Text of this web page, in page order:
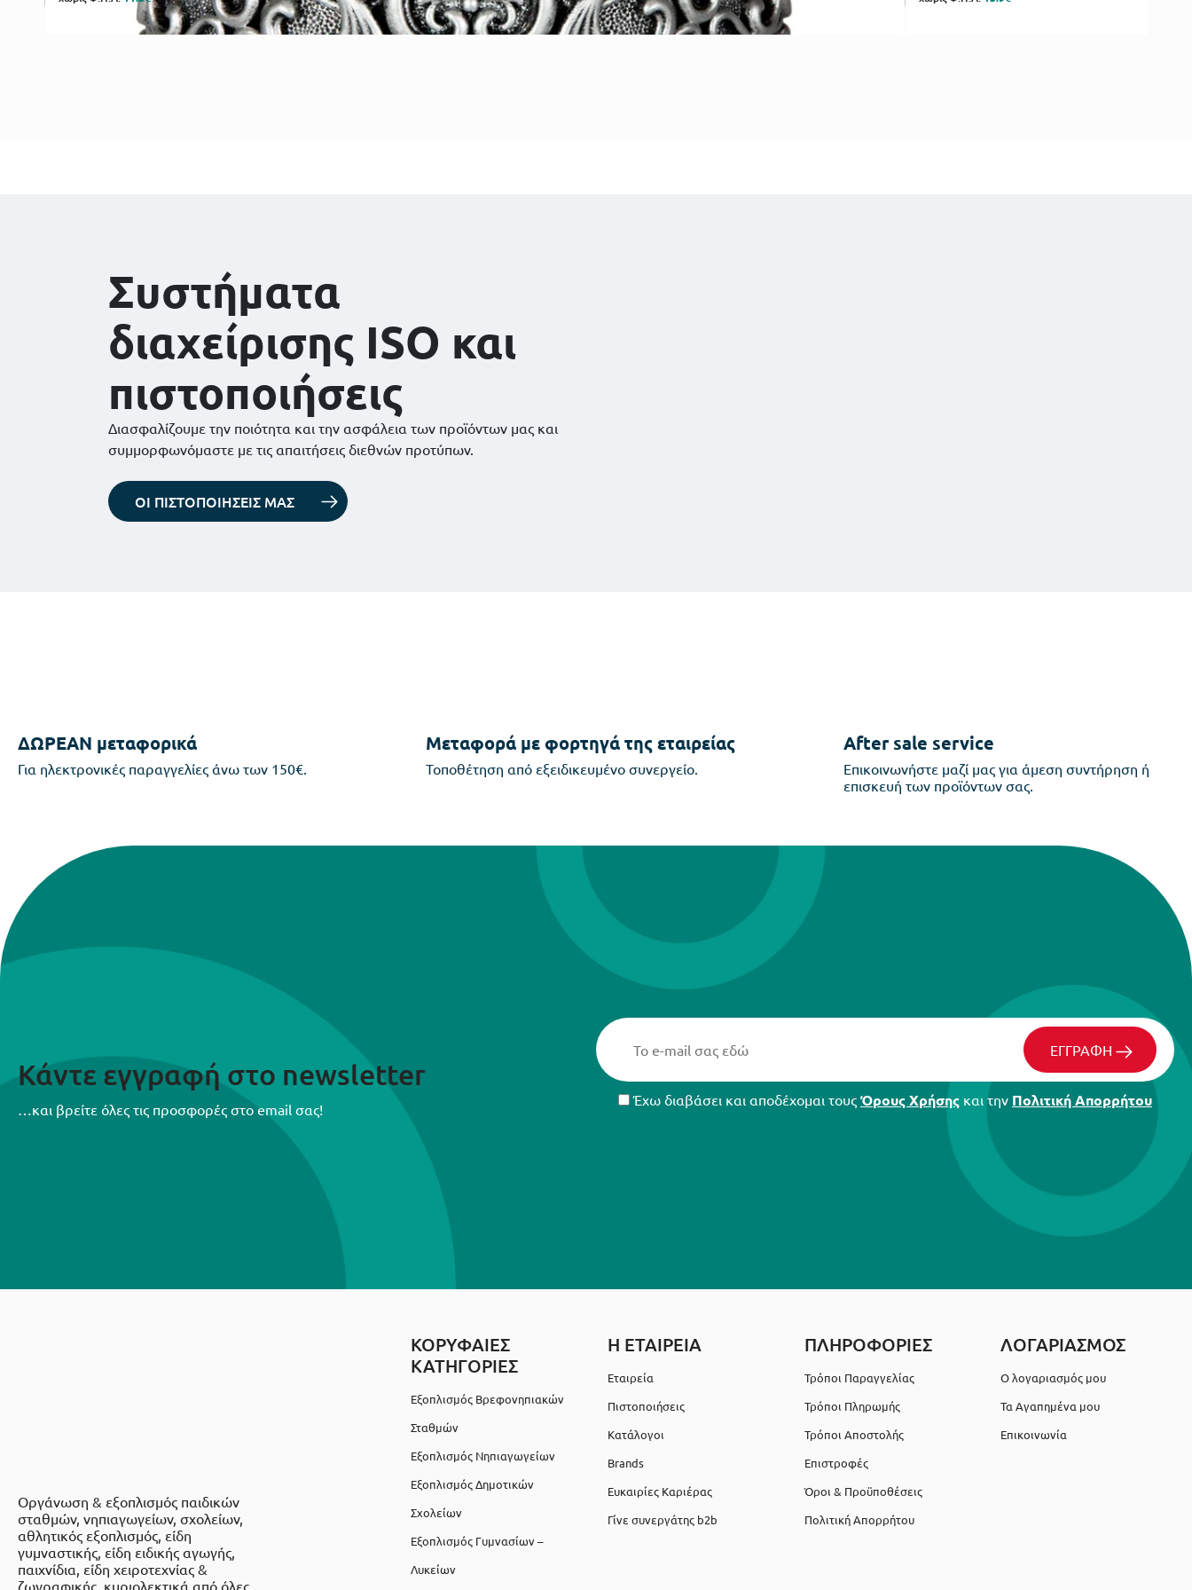
Συστήματα
διαχείρισης ISO και
πιστοποιήσεις
Διασφαλίζουμε την ποιότητα και την ασφάλεια των προϊόντων μας και
συμμορφωνόμαστε με τις απαιτήσεις διεθνών προτύπων.
ΟΙ ΠΙΣΤΟΠΟΙΗΣΕΙΣ ΜΑΣ
ΔΩΡΕΑΝ μεταφορικά
Για ηλεκτρονικές παραγγελίες άνω των 150€.
Μεταφορά με φορτηγά της εταιρείας
Τοποθέτηση από εξειδικευμένο συνεργείο.
After sale service
Επικοινωνήστε μαζί μας για άμεση συντήρηση ή
επισκευή των προϊόντων σας.
Κάντε εγγραφή στο newsletter
…και βρείτε όλες τις προσφορές στο email σας!
ΕΓΓΡΑΦΗ
Έχω διαβάσει και αποδέχομαι τους Όρους Χρήσης και την Πολιτική Απορρήτου
Οργάνωση & εξοπλισμός παιδικών
σταθμών, νηπιαγωγείων, σχολείων,
αθλητικός εξοπλισμός, είδη
γυμναστικής, είδη ειδικής αγωγής,
παιχνίδια, είδη χειροτεχνίας &
ζωγραφικής, κυριολεκτικά από όλες
ΚΟΡΥΦΑΙΕΣ
ΚΑΤΗΓΟΡΙΕΣ
Εξοπλισμός Βρεφονηπιακών
Σταθμών
Εξοπλισμός Νηπιαγωγείων
Εξοπλισμός Δημοτικών
Σχολείων
Εξοπλισμός Γυμνασίων –
Λυκείων
Η ΕΤΑΙΡΕΙΑ
Εταιρεία
Πιστοποιήσεις
Κατάλογοι
Brands
Ευκαιρίες Καριέρας
Γίνε συνεργάτης b2b
ΠΛΗΡΟΦΟΡΙΕΣ
Τρόποι Παραγγελίας
Τρόποι Πληρωμής
Τρόποι Αποστολής
Επιστροφές
Όροι & Προϋποθέσεις
Πολιτική Απορρήτου
ΛΟΓΑΡΙΑΣΜΟΣ
Ο λογαριασμός μου
Τα Αγαπημένα μου
Επικοινωνία